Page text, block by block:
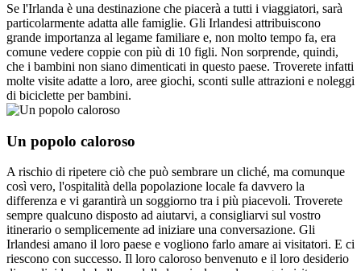
Se l'Irlanda è una destinazione che piacerà a tutti i viaggiatori, sarà
particolarmente adatta alle famiglie. Gli Irlandesi attribuiscono
grande importanza al legame familiare e, non molto tempo fa, era
comune vedere coppie con più di 10 figli. Non sorprende, quindi,
che i bambini non siano dimenticati in questo paese. Troverete infatti
molte visite adatte a loro, aree giochi, sconti sulle attrazioni e noleggi
di biciclette per bambini.
Un popolo caloroso
A rischio di ripetere ciò che può sembrare un cliché, ma comunque
così vero, l'ospitalità della popolazione locale fa davvero la
differenza e vi garantirà un soggiorno tra i più piacevoli. Troverete
sempre qualcuno disposto ad aiutarvi, a consigliarvi sul vostro
itinerario o semplicemente ad iniziare una conversazione. Gli
Irlandesi amano il loro paese e vogliono farlo amare ai visitatori. E ci
riescono con successo. Il loro caloroso benvenuto e il loro desiderio